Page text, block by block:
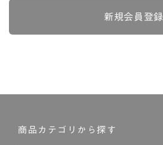
新規会員登録
商品カテゴリから探す